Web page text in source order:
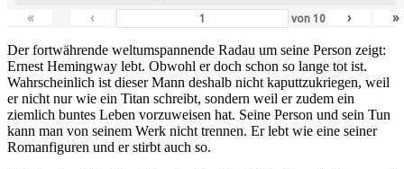
«
‹ von 10 › »
Der fortwährende weltumspannende Radau um seine Person zeigt:
Ernest Hemingway lebt. Obwohl er doch schon so lange tot ist.
Wahrscheinlich ist dieser Mann deshalb nicht kaputtzukriegen, weil
er nicht nur wie ein Titan schreibt, sondern weil er zudem ein
ziemlich buntes Leben vorzuweisen hat. Seine Person und sein Tun
kann man von seinem Werk nicht trennen. Er lebt wie eine seiner
Romanfiguren und er stirbt auch so.